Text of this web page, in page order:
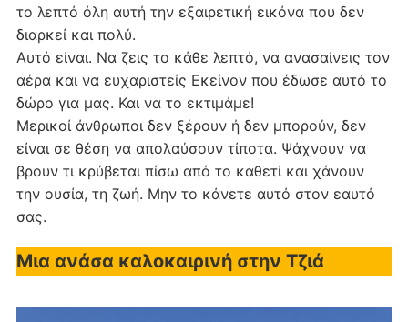
το λεπτό όλη αυτή την εξαιρετική εικόνα που δεν
διαρκεί και πολύ.
Αυτό είναι. Να ζεις το κάθε λεπτό, να ανασαίνεις τον
αέρα και να ευχαριστείς Εκείνον που έδωσε αυτό το
δώρο για μας. Και να το εκτιμάμε!
Μερικοί άνθρωποι δεν ξέρουν ή δεν μπορούν, δεν
είναι σε θέση να απολαύσουν τίποτα. Ψάχνουν να
βρουν τι κρύβεται πίσω από το καθετί και χάνουν
την ουσία, τη ζωή. Μην το κάνετε αυτό στον εαυτό
σας.
Μια ανάσα καλοκαιρινή στην Τζιά